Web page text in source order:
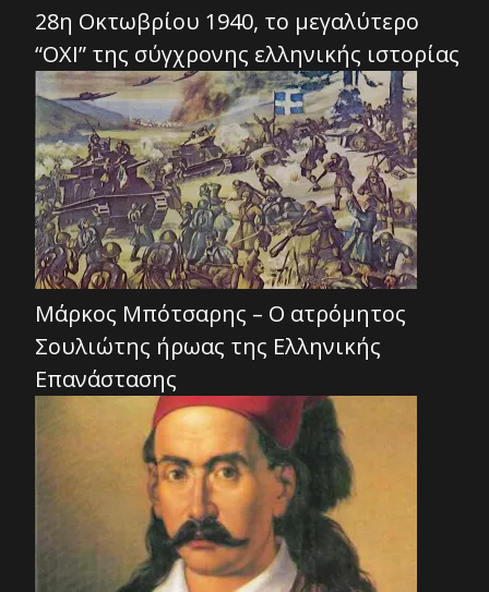
28η Οκτωβρίου 1940, το μεγαλύτερο
“ΟΧΙ” της σύγχρονης ελληνικής ιστορίας
Μάρκος Μπότσαρης – Ο ατρόμητος
Σουλιώτης ήρωας της Ελληνικής
Επανάστασης